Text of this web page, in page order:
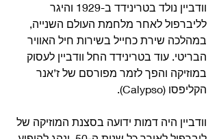
וודביין נולד בטרינידד ב-1929 והיגר
לליברפול לאחר מלחמת העולם השנייה,
במהלכה שירת כחייל בשירות חיל האוויר
הבריטי. עוד בטרינידד החל וודביין לעסוק
במוזיקה והפך לזמר מפורסם של ז’אנר
הקליפסו (Calypso).
וודביין היה דמות ידועה בסצנת המוזיקה של